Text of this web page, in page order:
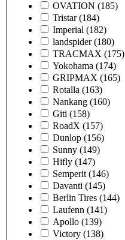
OVATION (185)
Tristar (184)
Imperial (182)
landspider (180)
TRACMAX (175)
Yokohama (174)
GRIPMAX (165)
Rotalla (163)
Nankang (160)
Giti (158)
RoadX (157)
Dunlop (156)
Sunny (149)
Hifly (147)
Semperit (146)
Davanti (145)
Berlin Tires (144)
Laufenn (141)
Apollo (139)
Victory (138)